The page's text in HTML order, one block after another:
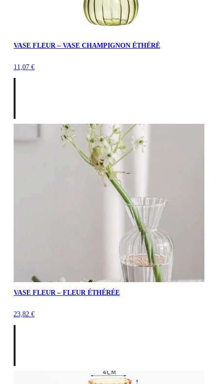
VASE FLEUR – VASE CHAMPIGNON ÉTHÉRÉ
11,07 €
VASE FLEUR – FLEUR ÉTHÉRÉE
23,82 €